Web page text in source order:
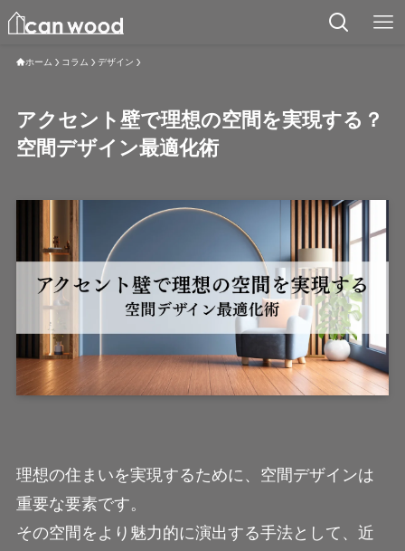
ホーム コラム デザイン
アクセント壁で理想の空間を実現する？
空間デザイン最適化術
理想の住まいを実現するために、空間デザインは
重要な要素です。
その空間をより魅力的に演出する手法として、近